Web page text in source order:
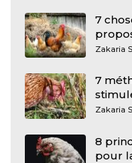
7
Zakaria S
7
Zakaria S
8
pour